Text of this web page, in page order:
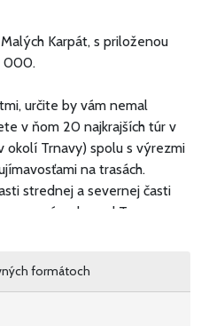
Karpát, s priloženou
000.
určite by vám nemal
v ňom 20 najkrajších túr v
okolí Trnavy) spolu s výrezmi
na trasách.
strednej a severnej časti
od Trnavy v
Bonusom je pribalená
trás v Malých Karpatoch –
formátoch